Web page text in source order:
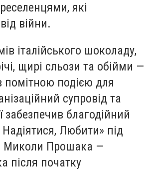
які
війни.
італійського шоколаду,
щирі сльози та обійми —
помітною подією для
супровід та
забезпечив благодійний
Любити» під
Миколи Прошака —
після початку